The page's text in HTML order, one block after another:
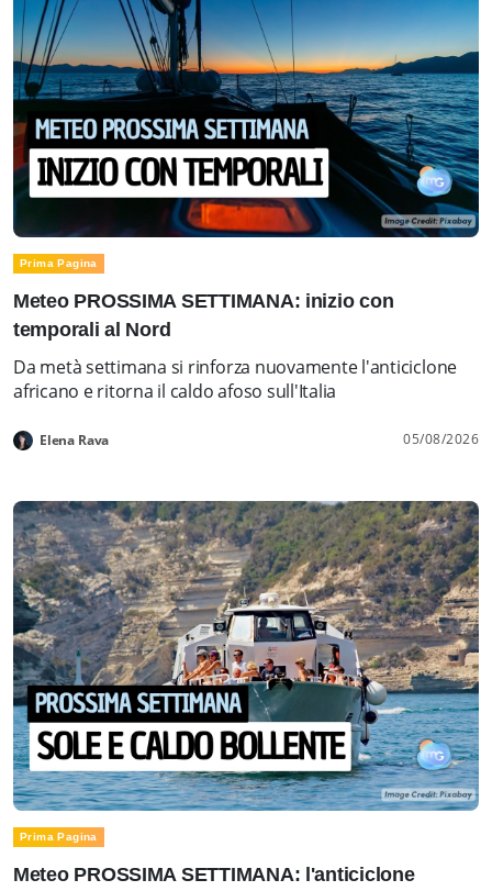
Prima Pagina
Meteo PROSSIMA SETTIMANA: inizio con
temporali al Nord
Da metà settimana si rinforza nuovamente l'anticiclone
africano e ritorna il caldo afoso sull'Italia
Elena Rava 05/08/2026
Prima Pagina
Meteo PROSSIMA SETTIMANA: l'anticiclone